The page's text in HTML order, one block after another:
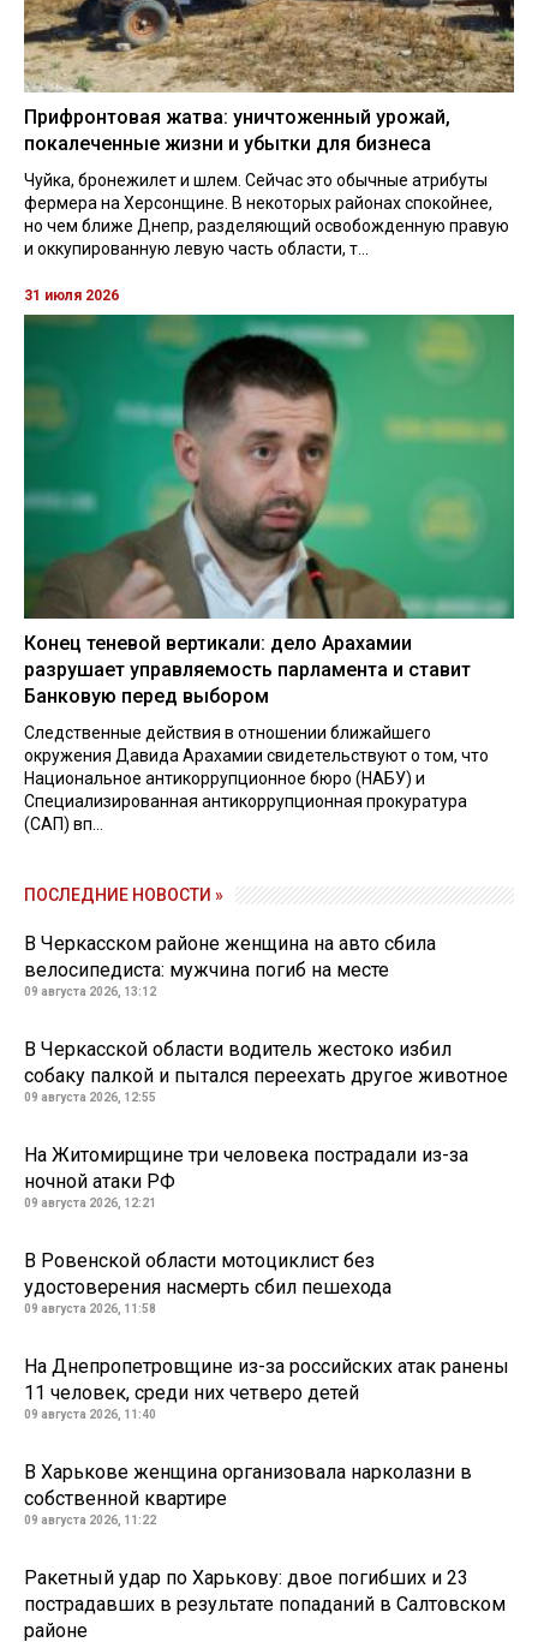
Прифронтовая жатва: уничтоженный урожай,
покалеченные жизни и убытки для бизнеса
Чуйка, бронежилет и шлем. Сейчас это обычные атрибуты
фермера на Херсонщине. В некоторых районах спокойнее,
но чем ближе Днепр, разделяющий освобожденную правую
и оккупированную левую часть области, т...
31 июля 2026
Конец теневой вертикали: дело Арахамии
разрушает управляемость парламента и ставит
Банковую перед выбором
Следственные действия в отношении ближайшего
окружения Давида Арахамии свидетельствуют о том, что
Национальное антикоррупционное бюро (НАБУ) и
Специализированная антикоррупционная прокуратура
(САП) вп...
ПОСЛЕДНИЕ НОВОСТИ »
В Черкасском районе женщина на авто сбила
велосипедиста: мужчина погиб на месте
09 августа 2026, 13:12
В Черкасской области водитель жестоко избил
собаку палкой и пытался переехать другое животное
09 августа 2026, 12:55
На Житомирщине три человека пострадали из-за
ночной атаки РФ
09 августа 2026, 12:21
В Ровенской области мотоциклист без
удостоверения насмерть сбил пешехода
09 августа 2026, 11:58
На Днепропетровщине из-за российских атак ранены
11 человек, среди них четверо детей
09 августа 2026, 11:40
В Харькове женщина организовала нарколазни в
собственной квартире
09 августа 2026, 11:22
Ракетный удар по Харькову: двое погибших и 23
пострадавших в результате попаданий в Салтовском
районе